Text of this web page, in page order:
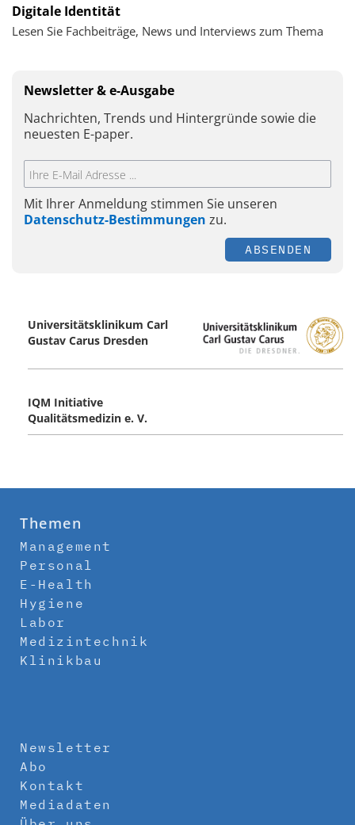
Digitale Identität
Lesen Sie Fachbeiträge, News und Interviews zum Thema
Newsletter & e-Ausgabe
Nachrichten, Trends und Hintergründe sowie die
neuesten E-paper.
Mit Ihrer Anmeldung stimmen Sie unseren
Datenschutz-Bestimmungen zu.
ABSENDEN
Universitätsklinikum Carl
Gustav Carus ­Dresden
IQM Initiative
Qualitätsmedizin e. V.
Themen
Management
Personal
E-Health
Hygiene
Labor
Medizintechnik
Klinikbau
Newsletter
Abo
Kontakt
Mediadaten